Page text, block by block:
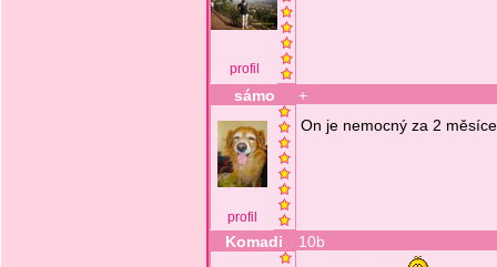
profil
sámo +
profil
On je nemocný za 2
Komadi 10b